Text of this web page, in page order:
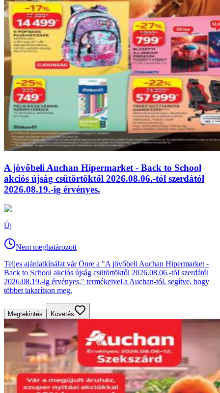
A jövőbeli Auchan Hipermarket - Back to School
akciós újság csütörtöktől 2026.08.06.-tól szerdától
2026.08.19.-ig érvényes.
Új
Nem meghatározott
Teljes ajánlatkínálat vár Önre a "A jövőbeli Auchan Hipermarket -
Back to School akciós újság csütörtöktől 2026.08.06.-tól szerdától
2026.08.19.-ig érvényes." termékeivel a Auchan-tól, segítve, hogy
többet takarítson meg.
Megtekintés Követés